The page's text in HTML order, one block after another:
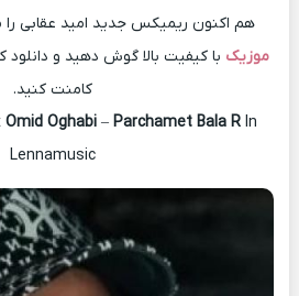
هم اکنون ریمیکس جدید امید عقابی
موزیک با کیفیت بالا گوش دهید و دانلود
کامنت کنید.
Omid Oghabi – Parchamet Bala R In
Lennamusic